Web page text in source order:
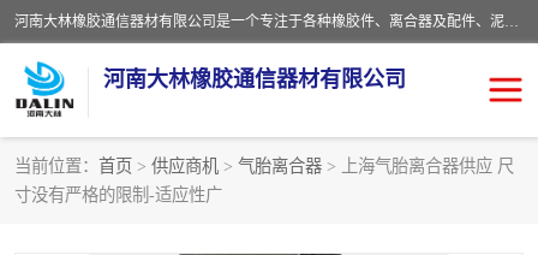
河南大林橡胶通信器材有限公司是一个专注于各种橡胶件、离合器及配件、泥浆泵及配件等产品设计制造和加工的企业。产品应用于矿山、冶金、石油、钢铁、化工、水泥、船舶、造纸、通用机械等各种大功率机械传动或制动装置。
河南大林橡胶通信器材有限公司
当前位置： 首页 > 供应商机 > 气胎离合器 > 上海气胎离合器供应 尺
寸没有严格的限制-适应性广
推盘离合器